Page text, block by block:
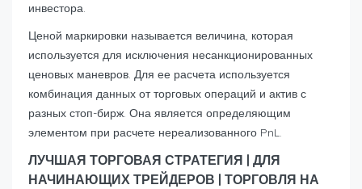
инвестора.
Ценой маркировки называется величина, которая
используется для исключения несанкционированных
ценовых маневров. Для ее расчета используется
комбинация данных от торговых операций и актив с
разных стоп-бирж. Она является определяющим
элементом при расчете нереализованного PnL.
ЛУЧШАЯ ТОРГОВАЯ СТРАТЕГИЯ | ДЛЯ
НАЧИНАЮЩИХ ТРЕЙДЕРОВ | ТОРГОВЛЯ НА